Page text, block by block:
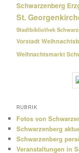
Schwarzenberg
St.
Stadtbibliothek
Vorstadt
Weihnachtsmarkt
RUBRIK
Fotos von
Schwarzenberg
Schwarzenberg
Veranstaltungen in